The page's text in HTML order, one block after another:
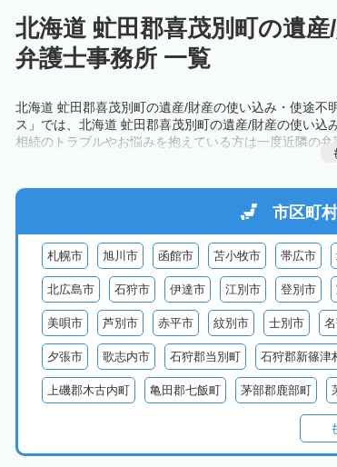
北海道 虻田郡喜茂別町の遺
弁護士事務所 一覧
北海道 虻田郡喜茂別町の遺産/財産の使い込み・使途
ス」では、北海道 虻田郡喜茂別町の遺産/財産の使い込
相続のトラブルやお悩みを抱えている方は一度近隣の弁
市区町
札幌市 旭川市 函館市 苫小牧市 帯広市
北広島市 石狩市 伊達市 江別市 登別市
美唄市 芦別市 赤平市 紋別市 士別市
夕張市 歌志内市 石狩郡当別町 石狩郡新篠津
上磯郡木古内町 亀田郡七飯町 茅部郡鹿部町
島牧郡島牧村 寿都郡寿都町 寿都郡黒松内町